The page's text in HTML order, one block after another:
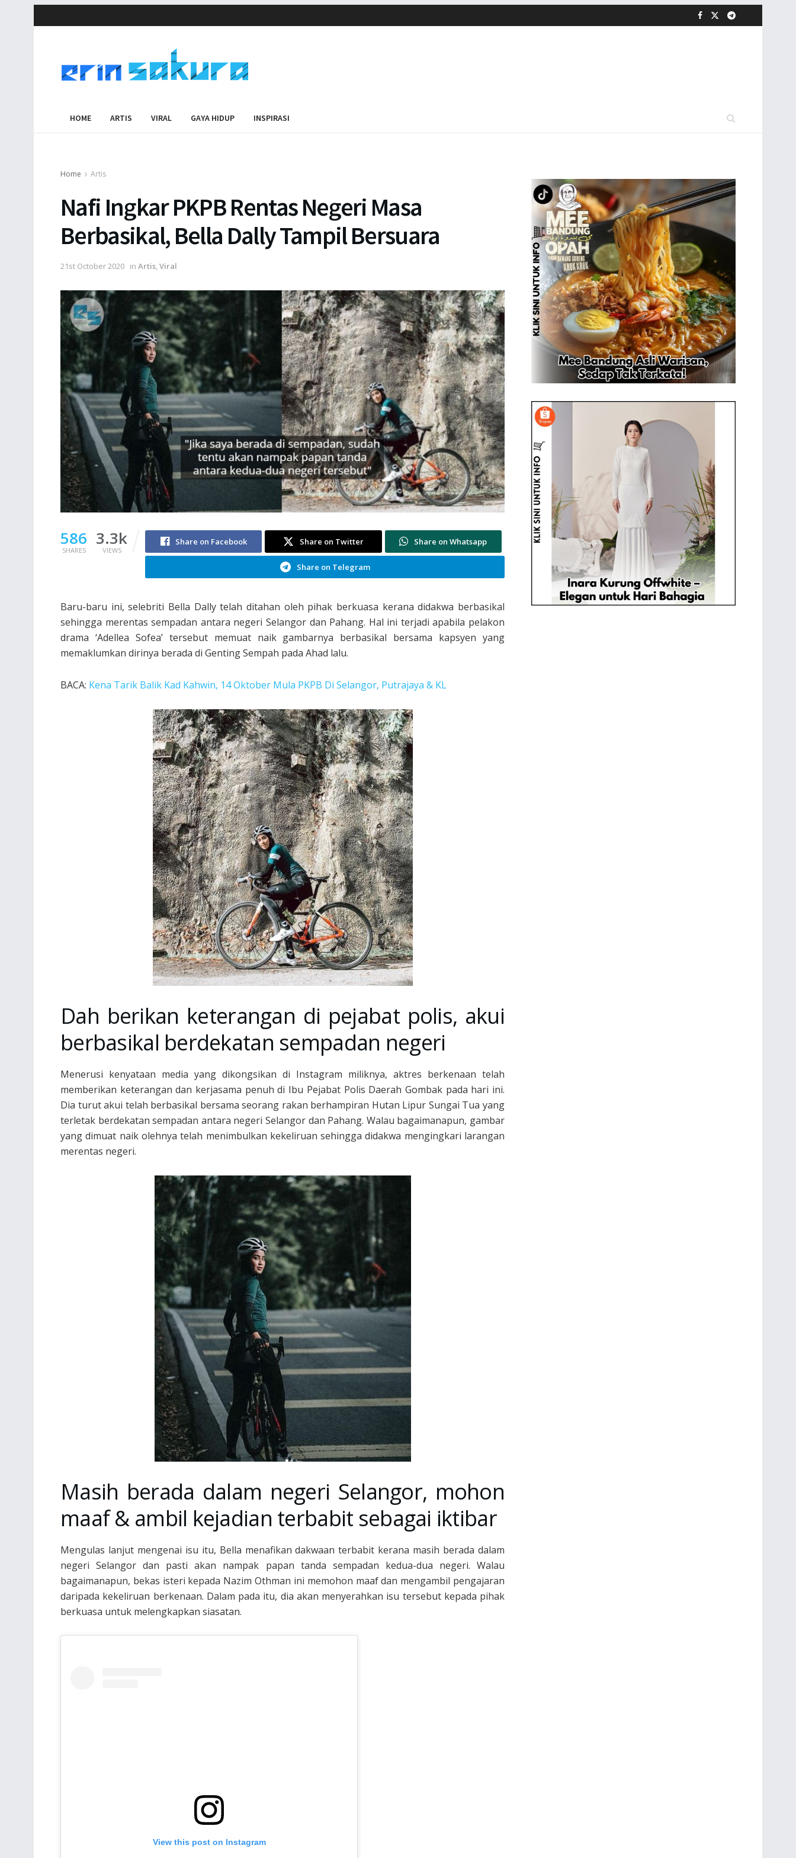
HOME ARTIS VIRAL GAYA HIDUP INSPIRASI
Home Artis
Nafi Ingkar PKPB Rentas Negeri Masa
Berbasikal, Bella Dally Tampil Bersuara
21st October 2020 in Artis,Viral
586
SHARES
3.3k
VIEWS
Share on Facebook Share on Twitter Share on Whatsapp
Share on Telegram
Baru-baru ini, selebriti Bella Dally telah ditahan oleh pihak berkuasa kerana didakwa berbasikal
sehingga merentas sempadan antara negeri Selangor dan Pahang. Hal ini terjadi apabila pelakon
drama ‘Adellea Sofea’ tersebut memuat naik gambarnya berbasikal bersama kapsyen yang
memaklumkan dirinya berada di Genting Sempah pada Ahad lalu.
BACA: Kena Tarik Balik Kad Kahwin, 14 Oktober Mula PKPB Di Selangor, Putrajaya & KL
Dah berikan keterangan di pejabat polis, akui
berbasikal berdekatan sempadan negeri
Menerusi kenyataan media yang dikongsikan di Instagram miliknya, aktres berkenaan telah
memberikan keterangan dan kerjasama penuh di Ibu Pejabat Polis Daerah Gombak pada hari ini.
Dia turut akui telah berbasikal bersama seorang rakan berhampiran Hutan Lipur Sungai Tua yang
terletak berdekatan sempadan antara negeri Selangor dan Pahang. Walau bagaimanapun, gambar
yang dimuat naik olehnya telah menimbulkan kekeliruan sehingga didakwa mengingkari larangan
merentas negeri.
Masih berada dalam negeri Selangor, mohon
maaf & ambil kejadian terbabit sebagai iktibar
Mengulas lanjut mengenai isu itu, Bella menafikan dakwaan terbabit kerana masih berada dalam
negeri Selangor dan pasti akan nampak papan tanda sempadan kedua-dua negeri. Walau
bagaimanapun, bekas isteri kepada Nazim Othman ini memohon maaf dan mengambil pengajaran
daripada kekeliruan berkenaan. Dalam pada itu, dia akan menyerahkan isu tersebut kepada pihak
berkuasa untuk melengkapkan siasatan.
View this post on Instagram